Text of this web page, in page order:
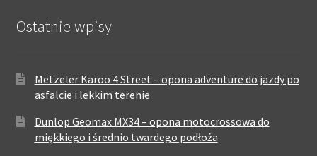
Ostatnie wpisy
Metzeler Karoo 4 Street – opona adventure do jazdy po
asfalcie i lekkim terenie
Dunlop Geomax MX34 – opona motocrossowa do
miękkiego i średnio twardego podłoża